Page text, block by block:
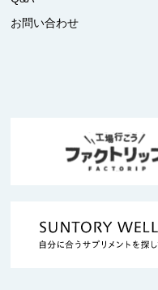
お問い合わせ